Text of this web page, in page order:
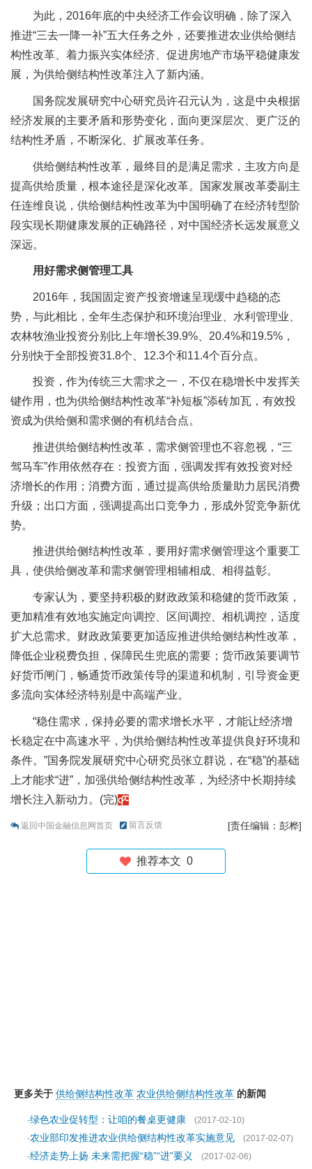
为此，2016年底的中央经济工作会议明确，除了深入
推进“三去一降一补”五大任务之外，还要推进农业供给侧结
构性改革、着力振兴实体经济、促进房地产市场平稳健康发
展，为供给侧结构性改革注入了新内涵。
国务院发展研究中心研究员许召元认为，这是中央根据
经济发展的主要矛盾和形势变化，面向更深层次、更广泛的
结构性矛盾，不断深化、扩展改革任务。
供给侧结构性改革，最终目的是满足需求，主攻方向是
提高供给质量，根本途径是深化改革。国家发展改革委副主
任连维良说，供给侧结构性改革为中国明确了在经济转型阶
段实现长期健康发展的正确路径，对中国经济长远发展意义
深远。
用好需求侧管理工具
2016年，我国固定资产投资增速呈现缓中趋稳的态
势，与此相比，全年生态保护和环境治理业、水利管理业、
农林牧渔业投资分别比上年增长39.9%、20.4%和19.5%，
分别快于全部投资31.8个、12.3个和11.4个百分点。
投资，作为传统三大需求之一，不仅在稳增长中发挥关
键作用，也为供给侧结构性改革“补短板”添砖加瓦，有效投
资成为供给侧和需求侧的有机结合点。
推进供给侧结构性改革，需求侧管理也不容忽视，“三
驾马车”作用依然存在：投资方面，强调发挥有效投资对经
济增长的作用；消费方面，通过提高供给质量助力居民消费
升级；出口方面，强调提高出口竞争力，形成外贸竞争新优
势。
推进供给侧结构性改革，要用好需求侧管理这个重要工
具，使供给侧改革和需求侧管理相辅相成、相得益彰。
专家认为，要坚持积极的财政政策和稳健的货币政策，
更加精准有效地实施定向调控、区间调控、相机调控，适度
扩大总需求。财政政策要更加适应推进供给侧结构性改革，
降低企业税费负担，保障民生兜底的需要；货币政策要调节
好货币闸门，畅通货币政策传导的渠道和机制，引导资金更
多流向实体经济特别是中高端产业。
“稳住需求，保持必要的需求增长水平，才能让经济增
长稳定在中高速水平，为供给侧结构性改革提供良好环境和
条件。”国务院发展研究中心研究员张立群说，在“稳”的基础
上才能求“进”，加强供给侧结构性改革，为经济中长期持续
增长注入新动力。(完)
返回中国金融信息网首页 留言反馈 [责任编辑：彭桦]
推荐本文 0
更多关于 供给侧结构性改革 农业供给侧结构性改革 的新闻
·绿色农业促转型：让咱的餐桌更健康
(2017-02-10)
·农业部印发推进农业供给侧结构性改革实施意见
(2017-02-07)
·经济走势上扬 未来需把握“稳”“进”要义 (2017-02-06)